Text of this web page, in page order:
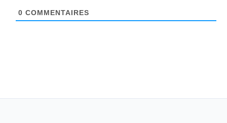
0 COMMENTAIRES